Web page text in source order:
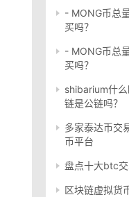
- MONG币总
买吗？
- MONG币总
买吗？
shibarium什
链是公链吗？
多家泰达币交
币平台
盘点十大btc
区块链虚拟货